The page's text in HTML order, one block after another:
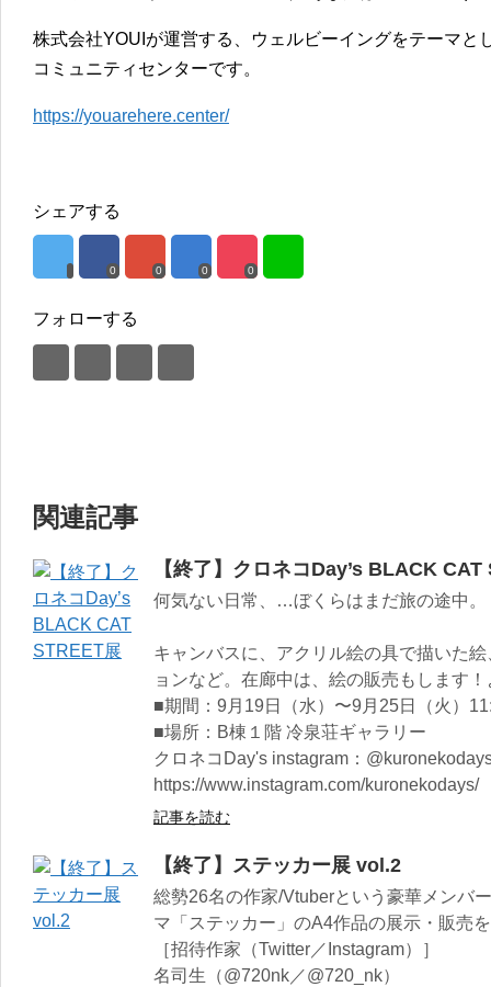
株式会社YOUIが運営する、ウェルビーイングをテーマと
コミュニティセンターです。
https://youarehere.center/
シェアする
0 0 0 0
フォローする
関連記事
【終了】クロネコDay’s BLACK CAT
何気ない日常、…ぼくらはまだ旅の途中。
キャンバスに、アクリル絵の具で描いた
ョンなど。在廊中は、絵の販売もします
■期間：9月19日（水）〜9月25日（火）
■場所：B棟１階 冷泉荘ギャラリー
クロネコDay's instagram：
https://www.instagram.com/kuronekodays/
記事を読む
【終了】ステッカー展 vol.2
総勢26名の作家/Vtuberという豪華メンバ
マ「ステッカー」のA4作品の展示・販売
［招待作家（Twitter／Instagram）］
名司生（@720nk／@720_nk）